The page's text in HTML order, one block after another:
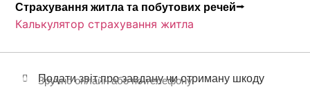
Страхування житла та побутових речей⭢
Калькулятор страхування житла
Подати звіт про завдану чи отриману шкоду
Зручно онлайн або по телефону